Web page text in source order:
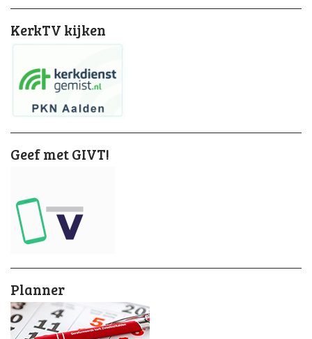
KerkTV kijken
Geef met GIVT!
Planner